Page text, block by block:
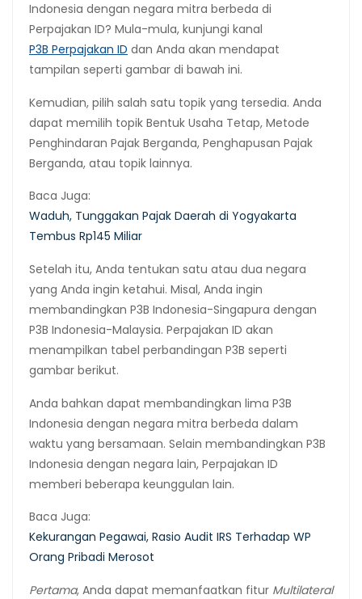
Indonesia dengan negara mitra berbeda di
Perpajakan ID? Mula-mula, kunjungi kanal
P3B Perpajakan ID dan Anda akan mendapat
tampilan seperti gambar di bawah ini.
Kemudian, pilih salah satu topik yang tersedia. Anda
dapat memilih topik Bentuk Usaha Tetap, Metode
Penghindaran Pajak Berganda, Penghapusan Pajak
Berganda, atau topik lainnya.
Baca Juga:
Waduh, Tunggakan Pajak Daerah di Yogyakarta
Tembus Rp145 Miliar
Setelah itu, Anda tentukan satu atau dua negara
yang Anda ingin ketahui. Misal, Anda ingin
membandingkan P3B Indonesia-Singapura dengan
P3B Indonesia-Malaysia. Perpajakan ID akan
menampilkan tabel perbandingan P3B seperti
gambar berikut.
Anda bahkan dapat membandingkan lima P3B
Indonesia dengan negara mitra berbeda dalam
waktu yang bersamaan. Selain membandingkan P3B
Indonesia dengan negara lain, Perpajakan ID
memberi beberapa keunggulan lain.
Baca Juga:
Kekurangan Pegawai, Rasio Audit IRS Terhadap WP
Orang Pribadi Merosot
Pertama, Anda dapat memanfaatkan fitur Multilateral